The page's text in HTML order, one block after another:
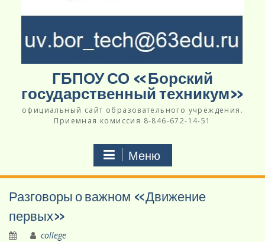
ГБПОУ СО «Борский
государственный техникум»
официальный сайт образовательного учреждения.
Приемная комиссия 8-846-672-14-51
Меню
Разговоры о важном «Движение
первых»
college